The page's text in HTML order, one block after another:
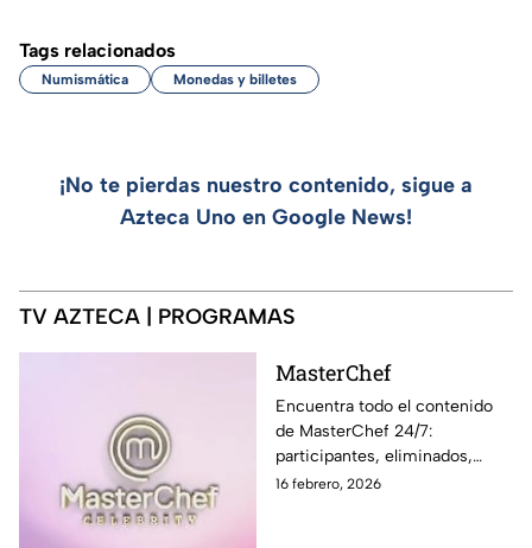
Tags relacionados
Numismática Monedas y billetes
¡No te pierdas nuestro contenido, sigue a
Azteca Uno en Google News!
TV AZTECA | PROGRAMAS
MasterChef
Encuentra todo el contenido
de MasterChef 24/7:
participantes, eliminados,
momentos exclusivos, últimas
16 febrero, 2026